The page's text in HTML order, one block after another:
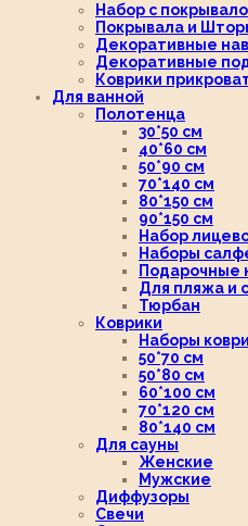
Набор с
Покрывала и
Декоративные
Декоративные
Коврики
Для ванной
Полотенца
30*50 см
40*60 см
50*90 см
70*140 см
80*150 см
90*150 см
Набор
Наборы
Подарочные
Для пляжа и
Тюрбан
Коврики
Наборы
50*70 см
50*80 см
60*100 см
70*120 см
80*140 см
Для сауны
Женские
Мужские
Диффузоры
Свечи